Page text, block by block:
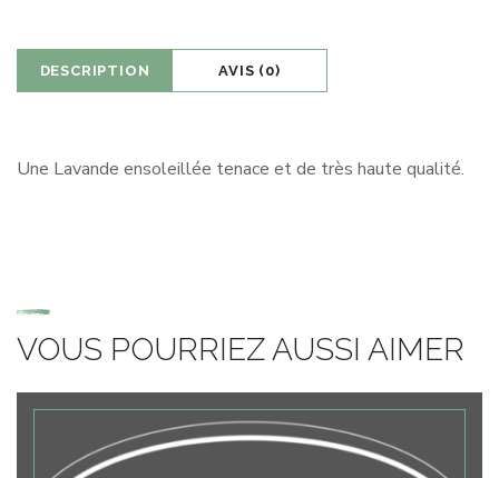
DESCRIPTION AVIS (0)
Une Lavande ensoleillée tenace et de très haute qualité.
VOUS POURRIEZ AUSSI AIMER